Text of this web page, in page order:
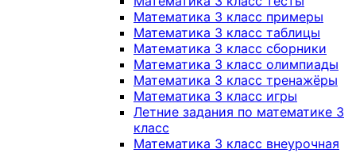
Математика 3 класс примеры
Математика 3 класс таблицы
Математика 3 класс сборники
Математика 3 класс олимпиады
Математика 3 класс тренажёры
Математика 3 класс игры
Летние задания по математике 3
класс
Математика 3 класс внеурочная